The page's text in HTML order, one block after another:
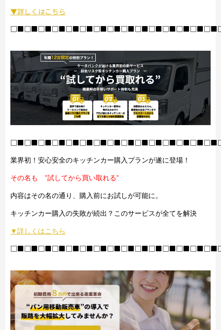
▼詳しくはこちら
業界初！安心安全のキッチンカー購入プランが遂に登場！
その名も ”試してから買い取れる”
内容はその名の通り、購入前にお試しが可能に。
キッチンカー購入の失敗が続出？このサービスが全てを解決
▼詳しくはこちら